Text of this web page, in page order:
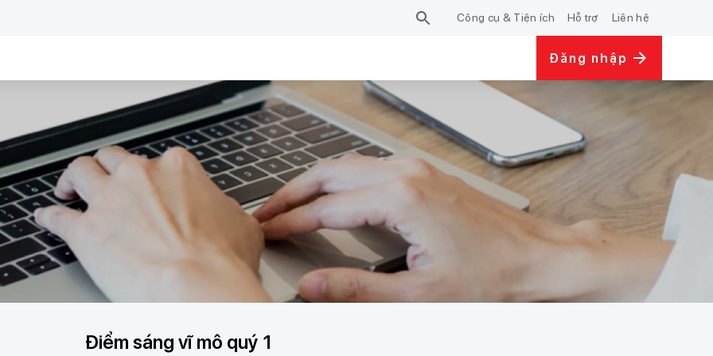
Công cụ & Tiện ích Hỗ trợ Liên hệ
Đăng nhập
Điểm sáng vĩ mô quý 1